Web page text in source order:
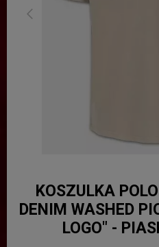
KOSZULKA
DENIM WASHED
LOGO" -